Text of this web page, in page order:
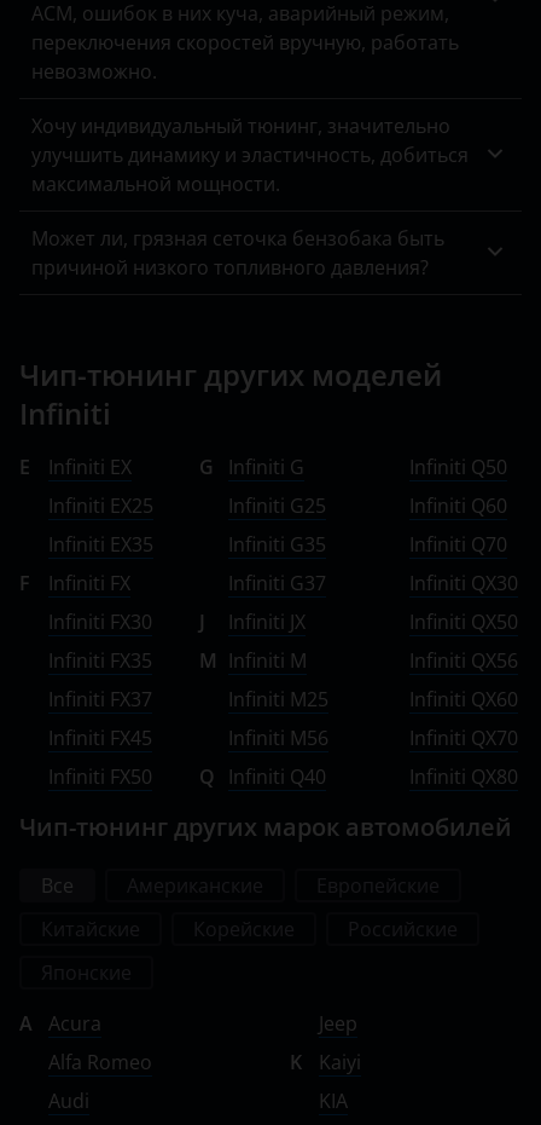
ACM, ошибок в них куча, аварийный режим,
переключения скоростей вручную, работать
невозможно.
Хочу индивидуальный тюнинг, значительно
улучшить динамику и эластичность, добиться
максимальной мощности.
Может ли, грязная сеточка бензобака быть
причиной низкого топливного давления?
Чип-тюнинг других моделей
Infiniti
E
Infiniti EX
Infiniti EX25
Infiniti EX35
F
Infiniti FX
Infiniti FX30
Infiniti FX35
Infiniti FX37
Infiniti FX45
Infiniti FX50
G
Infiniti G
Infiniti G25
Infiniti G35
Infiniti G37
J
Infiniti JX
M Infiniti M
Infiniti M25
Infiniti M56
Q
Infiniti Q40
Infiniti Q50
Infiniti Q60
Infiniti Q70
Infiniti QX30
Infiniti QX50
Infiniti QX56
Infiniti QX60
Infiniti QX70
Infiniti QX80
Чип-тюнинг других марок автомобилей
Все
A
Acura
Alfa Romeo
Audi
Jeep
K
Kaiyi
KIA